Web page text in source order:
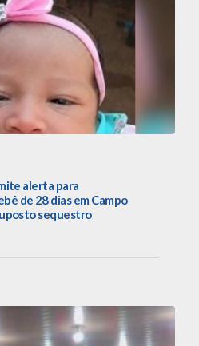
alerta para
de 28 dias em Campo
sequestro